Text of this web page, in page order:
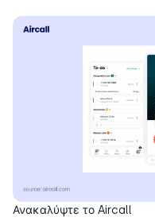
Ανακαλύψτε το Aircall